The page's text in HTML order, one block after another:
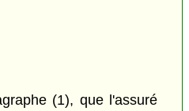
(1), que l'assuré